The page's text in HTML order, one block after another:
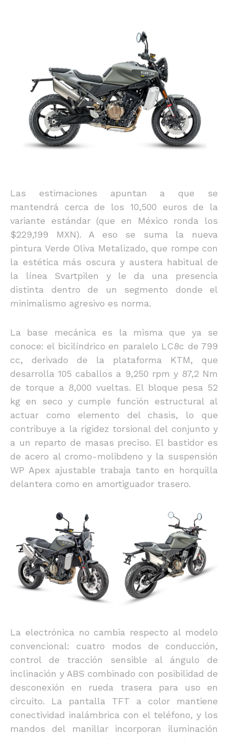
Las estimaciones apuntan a que se
mantendrá cerca de los 10,500 euros de la
variante estándar (que en México ronda los
$229,199 MXN). A eso se suma la nueva
pintura Verde Oliva Metalizado, que rompe con
la estética más oscura y austera habitual de
la línea Svartpilen y le da una presencia
distinta dentro de un segmento donde el
minimalismo agresivo es norma.
La base mecánica es la misma que ya se
conoce: el bicilíndrico en paralelo LC8c de 799
cc, derivado de la plataforma KTM, que
desarrolla 105 caballos a 9,250 rpm y 87,2 Nm
de torque a 8,000 vueltas. El bloque pesa 52
kg en seco y cumple función estructural al
actuar como elemento del chasis, lo que
contribuye a la rigidez torsional del conjunto y
a un reparto de masas preciso. El bastidor es
de acero al cromo-molibdeno y la suspensión
WP Apex ajustable trabaja tanto en horquilla
delantera como en amortiguador trasero.
La electrónica no cambia respecto al modelo
convencional: cuatro modos de conducción,
control de tracción sensible al ángulo de
inclinación y ABS combinado con posibilidad de
desconexión en rueda trasera para uso en
circuito. La pantalla TFT a color mantiene
conectividad inalámbrica con el teléfono, y los
mandos del manillar incorporan iluminación